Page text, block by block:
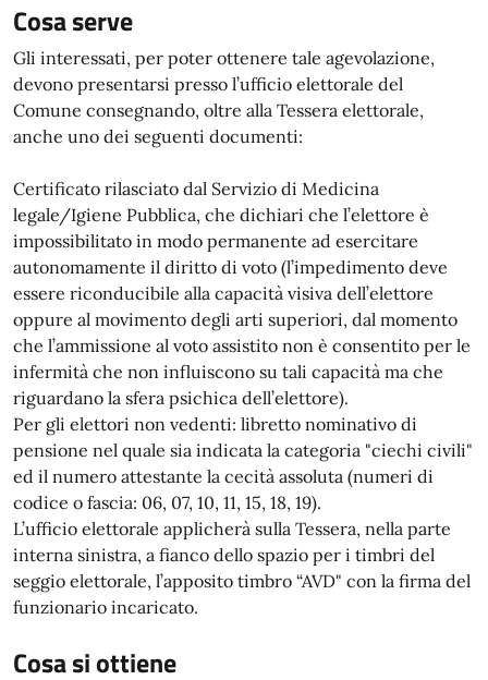
Cosa serve
Gli interessati, per poter ottenere tale agevolazione,
devono presentarsi presso l’ufficio elettorale del
Comune consegnando, oltre alla Tessera elettorale,
anche uno dei seguenti documenti:
Certificato rilasciato dal Servizio di Medicina
legale/Igiene Pubblica, che dichiari che l’elettore è
impossibilitato in modo permanente ad esercitare
autonomamente il diritto di voto (l’impedimento deve
essere riconducibile alla capacità visiva dell’elettore
oppure al movimento degli arti superiori, dal momento
che l’ammissione al voto assistito non è consentito per le
infermità che non influiscono su tali capacità ma che
riguardano la sfera psichica dell’elettore).
Per gli elettori non vedenti: libretto nominativo di
pensione nel quale sia indicata la categoria "ciechi civili"
ed il numero attestante la cecità assoluta (numeri di
codice o fascia: 06, 07, 10, 11, 15, 18, 19).
L’ufficio elettorale applicherà sulla Tessera, nella parte
interna sinistra, a fianco dello spazio per i timbri del
seggio elettorale, l’apposito timbro “AVD" con la firma del
funzionario incaricato.
Cosa si ottiene